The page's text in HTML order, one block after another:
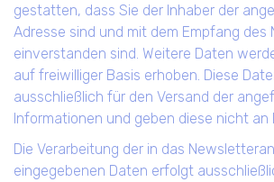
gestatten, dass Sie der Inhaber der
Adresse sind und mit dem Empfang des
einverstanden sind. Weitere Daten
auf freiwilliger Basis erhoben. Diese
ausschließlich für den Versand der
Informationen und geben diese nicht an
Die Verarbeitung der in das
eingegebenen Daten erfolgt